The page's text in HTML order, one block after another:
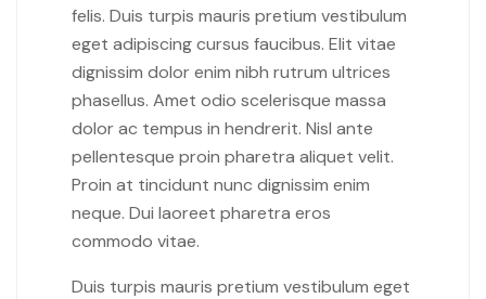
felis. Duis turpis mauris pretium vestibulum
eget adipiscing cursus faucibus. Elit vitae
dignissim dolor enim nibh rutrum ultrices
phasellus. Amet odio scelerisque massa
dolor ac tempus in hendrerit. Nisl ante
pellentesque proin pharetra aliquet velit.
Proin at tincidunt nunc dignissim enim
neque. Dui laoreet pharetra eros
commodo vitae.
Duis turpis mauris pretium vestibulum eget